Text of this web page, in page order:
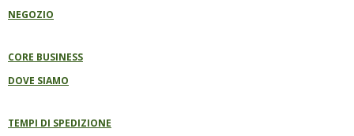
O
K
NEGOZIO
CORE BUSINESS
DOVE SIAMO
TEMPI DI SPEDIZIONE